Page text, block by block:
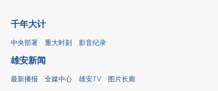
千年大计
中央部署 重大时刻 影音纪录
雄安新闻
最新播报 全媒中心 雄安TV 图片长廊